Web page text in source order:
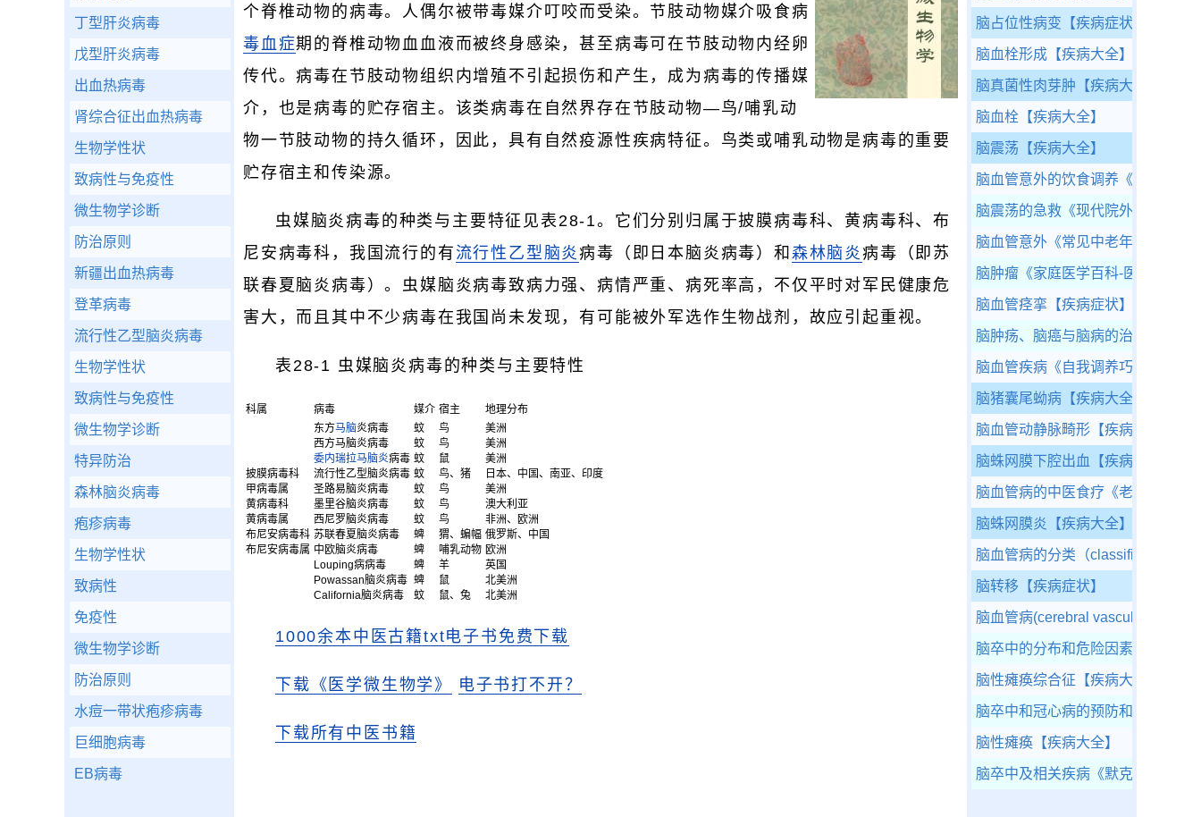
个脊椎动物的病毒。人偶尔被带毒媒介叮咬而受染。节肢动物媒介吸食病
毒血症期的脊椎动物血血液而被终身感染，甚至病毒可在节肢动物内经卵
传代。病毒在节肢动物组织内增殖不引起损伤和产生，成为病毒的传播媒
介，也是病毒的贮存宿主。该类病毒在自然界存在节肢动物—鸟/哺乳动
物一节肢动物的持久循环，因此，具有自然疫源性疾病特征。鸟类或哺乳动物是病毒的重要
贮存宿主和传染源。
虫媒脑炎病毒的种类与主要特征见表28-1。它们分别归属于披膜病毒科、黄病毒科、布
尼安病毒科，我国流行的有 流行性乙型脑炎病毒（即日本脑炎病毒）和 森林脑炎病毒（即苏
联春夏脑炎病毒）。虫媒脑炎病毒致病力强、病情严重、病死率高，不仅平时对军民健康危
害大，而且其中不少病毒在我国尚未发现，有可能被外军选作生物战剂，故应引起重视。
表28-1 虫媒脑炎病毒的种类与主要特性
科属 病毒 媒介 宿主 地理分布
披膜病毒科
甲病毒属
黄病毒科
黄病毒属
布尼安病毒科
布尼安病毒属
东方马脑炎病毒
西方马脑炎病毒
委内瑞拉马脑炎病毒
流行性乙型脑炎病毒
圣路易脑炎病毒
墨里谷脑炎病毒
西尼罗脑炎病毒
苏联春夏脑炎病毒
中欧脑炎病毒
Louping病病毒
Powassan脑炎病毒
California脑炎病毒
蚊
蚊
蚊
蚊
蚊
蚊
蚊
蜱
蜱
蜱
蜱
蚊
鸟
鸟
鼠
鸟、猪
鸟
鸟
鸟
猬、蝙幅
哺乳动物
羊
鼠
鼠、兔
美洲
美洲
美洲
日本、中国、南亚、印度
美洲
澳大利亚
非洲、欧洲
俄罗斯、中国
欧洲
英国
北美洲
北美洲
1000余本中医古籍txt电子书免费下载
下载《医学微生物学》 电子书打不开？
下载所有中医书籍
丁型肝炎病毒
戊型肝炎病毒
出血热病毒
肾综合征出血热病毒
生物学性状
致病性与免疫性
微生物学诊断
防治原则
新疆出血热病毒
登革病毒
流行性乙型脑炎病毒
生物学性状
致病性与免疫性
微生物学诊断
特异防治
森林脑炎病毒
疱疹病毒
生物学性状
致病性
免疫性
微生物学诊断
防治原则
水痘一带状疱疹病毒
巨细胞病毒
EB病毒
脑占位性病变 【疾病症状】
脑血栓形成 【疾病大全】
脑真菌性肉芽肿 【疾病大全】
脑血栓 【疾病大全】
脑震荡 【疾病大全】
脑血管意外的饮食调养 《老年食养
脑震荡的急救 《现代院外急救手册
脑血管意外 《常见中老年疾病防治
脑肿瘤 《家庭医学百科-医疗康复篇
脑血管痉挛 【疾病症状】
脑肿疡、脑癌与脑病的治疗三例
脑血管疾病 《自我调养巧治病》
脑猪囊尾蚴病 【疾病大全】
脑血管动静脉畸形 【疾病症状】
脑蛛网膜下腔出血 【疾病大全】
脑血管病的中医食疗 《老年食养食
脑蛛网膜炎 【疾病大全】
脑血管病的分类（classification of
脑转移 【疾病症状】
脑血管病(cerebral vascular
脑卒中的分布和危险因素
脑性瘫痪综合征 【疾病大全】
脑卒中和冠心病的预防和控制
脑性瘫痪 【疾病大全】
脑卒中及相关疾病 《默克家庭诊疗